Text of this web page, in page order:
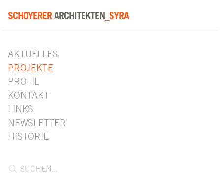
SCHOYERERARCHITEKTEN _SYRA
AKTUELLES
PROJEKTE
PROFIL
KONTAKT
LINKS
NEWSLETTER
HISTORIE